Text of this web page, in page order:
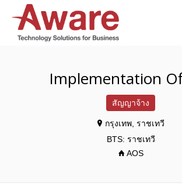
Implementation
สัญญาจ้าง
กรุงเทพ, ราชเทวี
BTS: ราชเทวี
AOS